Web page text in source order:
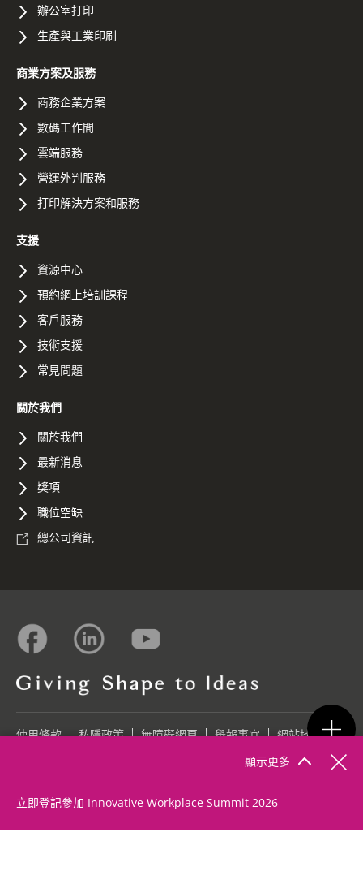
立即登記參加 Innovative Workplace Summit 2026
顯示更多
辦公室打印
生產與工業印刷
商業方案及服務
商務企業方案
數碼工作間
雲端服務
營運外判服務
打印解決方案和服務
支援
資源中心
預約網上培訓課程
客戶服務
技術支援
常見問題
關於我們
關於我們
最新消息
獎項
職位空缺
總公司資訊
使用條款 私隱政策 無障礙網頁 舉報事宜 網站地圖